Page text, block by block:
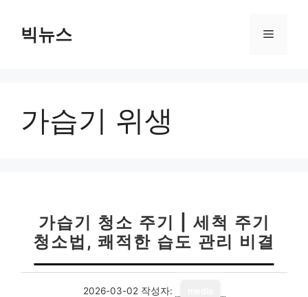
빅뉴스 메
가습기 위생
가습기 청소 주기 | 세척 주기
청소법, 쾌적한 습도 관리 비결
2026-03-02 작성자: